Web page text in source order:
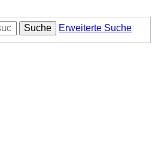
Suche
Erweiterte Suche